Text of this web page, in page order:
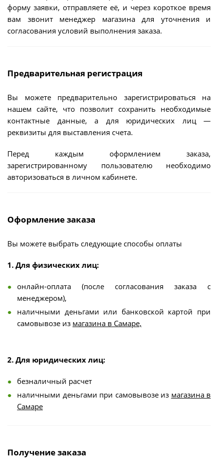
форму заявки, отправляете её, и через короткое время
вам звонит менеджер магазина для уточнения и
согласования условий выполнения заказа.
Предварительная регистрация
Вы можете предварительно зарегистрироваться на
нашем сайте, что позволит сохранить необходимые
контактные данные, а для юридических лиц —
реквизиты для выставления счета.
Перед каждым оформлением заказа,
зарегистрированному пользователю необходимо
авторизоваться в личном кабинете.
Оформление заказа
Вы можете выбрать следующие способы оплаты
1. Для физических лиц:
онлайн-оплата (после согласования заказа с
менеджером),
наличными деньгами или банковской картой при
самовывозе из магазина в Самаре,
2. Для юридических лиц:
безналичный расчет
наличными деньгами при самовывозе из магазина в
Самаре
Получение заказа